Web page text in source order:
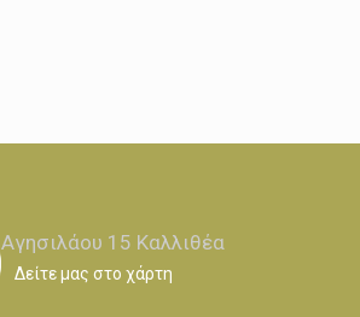
Αγησιλάου 15 Καλλιθέα
Δείτε μας στο χάρτη